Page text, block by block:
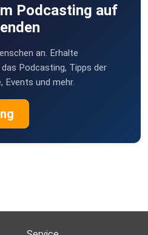
Podcasting auf
an. Erhalte
Podcasting, Tipps der
Events und mehr.